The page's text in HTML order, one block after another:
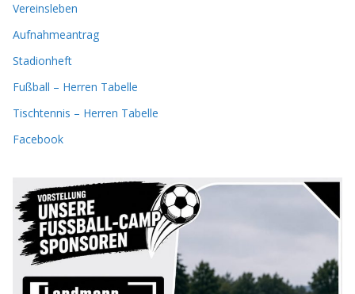
Vereinsleben
Aufnahmeantrag
Stadionheft
Fußball – Herren Tabelle
Tischtennis – Herren Tabelle
Facebook